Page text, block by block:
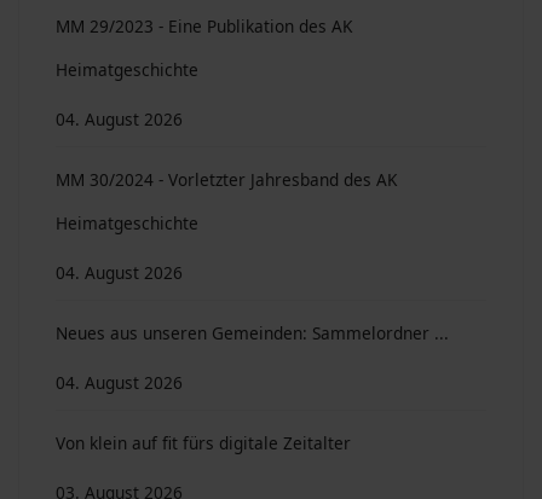
MM 29/2023 - Eine Publikation des AK
Heimatgeschichte
04. August 2026
MM 30/2024 - Vorletzter Jahresband des AK
Heimatgeschichte
04. August 2026
Neues aus unseren Gemeinden: Sammelordner ...
04. August 2026
Von klein auf fit fürs digitale Zeitalter
03. August 2026